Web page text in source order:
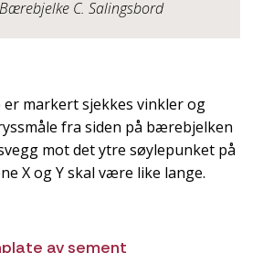
C. Salingsbord
markert sjekkes vinkler og
fra siden på bærebjelken
mot det ytre søylepunket på
X og Y skal være like lange.
av sement